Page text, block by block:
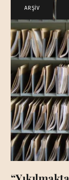
ARŞİV